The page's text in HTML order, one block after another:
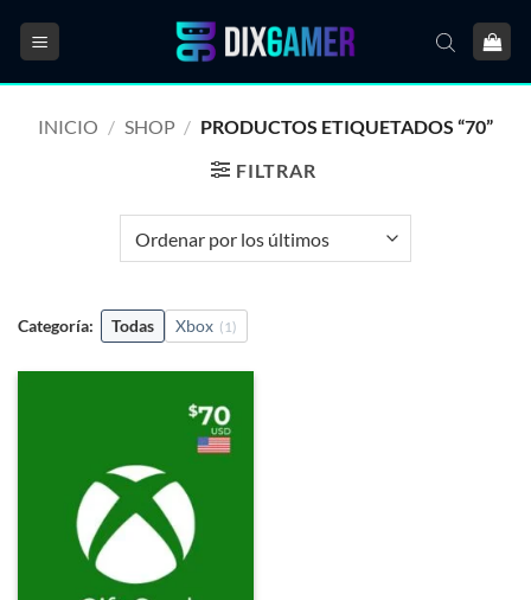
INICIO / SHOP / PRODUCTOS ETIQUETADOS “70”
FILTRAR
Categoría: Todas Xbox (1)